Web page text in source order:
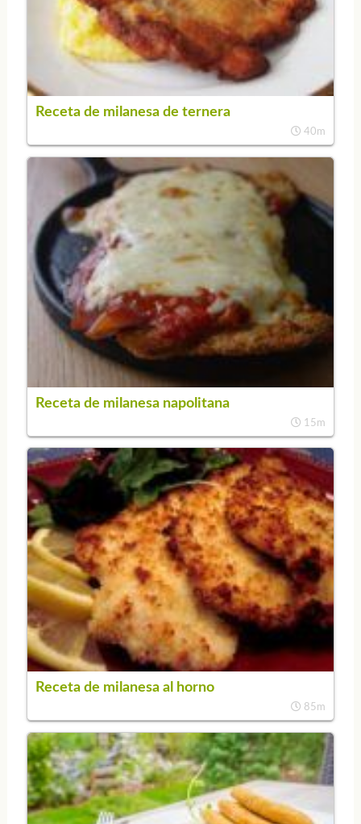
Receta de milanesa de ternera
40m
Receta de milanesa napolitana
15m
Receta de milanesa al horno
85m